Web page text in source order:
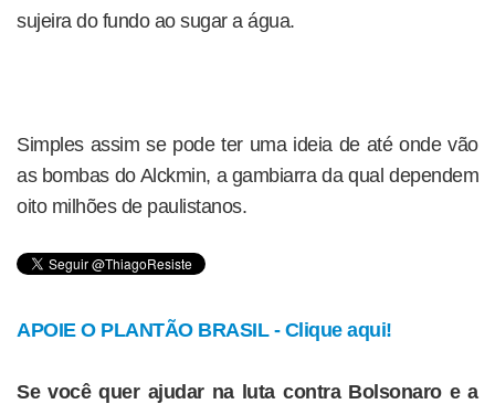
sujeira do fundo ao sugar a água.
Simples assim se pode ter uma ideia de até onde vão
as bombas do Alckmin, a gambiarra da qual dependem
oito milhões de paulistanos.
APOIE O PLANTÃO BRASIL - Clique aqui!
Se você quer ajudar na luta contra Bolsonaro e a